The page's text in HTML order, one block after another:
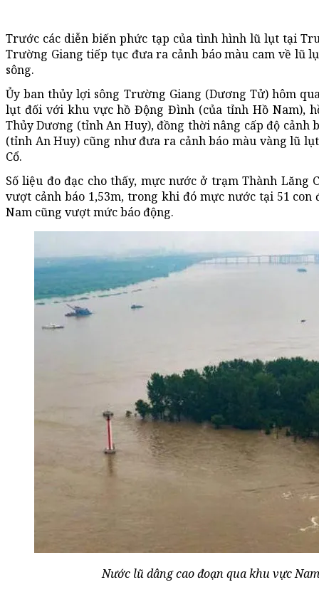
Trước các diễn biến phức tạp của tình hình lũ lụt tại
Trường Giang tiếp tục đưa ra cảnh báo màu cam về lũ
sông.
Ủy ban thủy lợi sông Trường Giang (Dương Tử) hôm
lụt đối với khu vực hồ Động Đình (của tỉnh Hồ Nam),
Thủy Dương (tỉnh An Huy), đồng thời nâng cấp độ cảnh
(tỉnh An Huy) cũng như đưa ra cảnh báo màu vàng lũ
Cổ.
Số liệu đo đạc cho thấy, mực nước ở trạm Thành Lăng
vượt cảnh báo 1,53m, trong khi đó mực nước tại 51
Nam cũng vượt mức báo động.
Nước lũ dâng cao đoạn qua khu vực